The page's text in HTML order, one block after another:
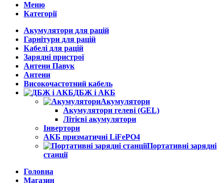
Меню
Категорії
Акумулятори для рацій
Гарнітури для рацій
Кабелі для рацій
Зарядні пристрої
Антени Павук
Антени
Високочастотний кабель
ДБЖ і АКБ
Акумулятори
Акумулятори гелеві (GEL)
Літієві акумулятори
Інвертори
АКБ призматичні LiFePO4
Портативні зарядні
станції
Головна
Магазин